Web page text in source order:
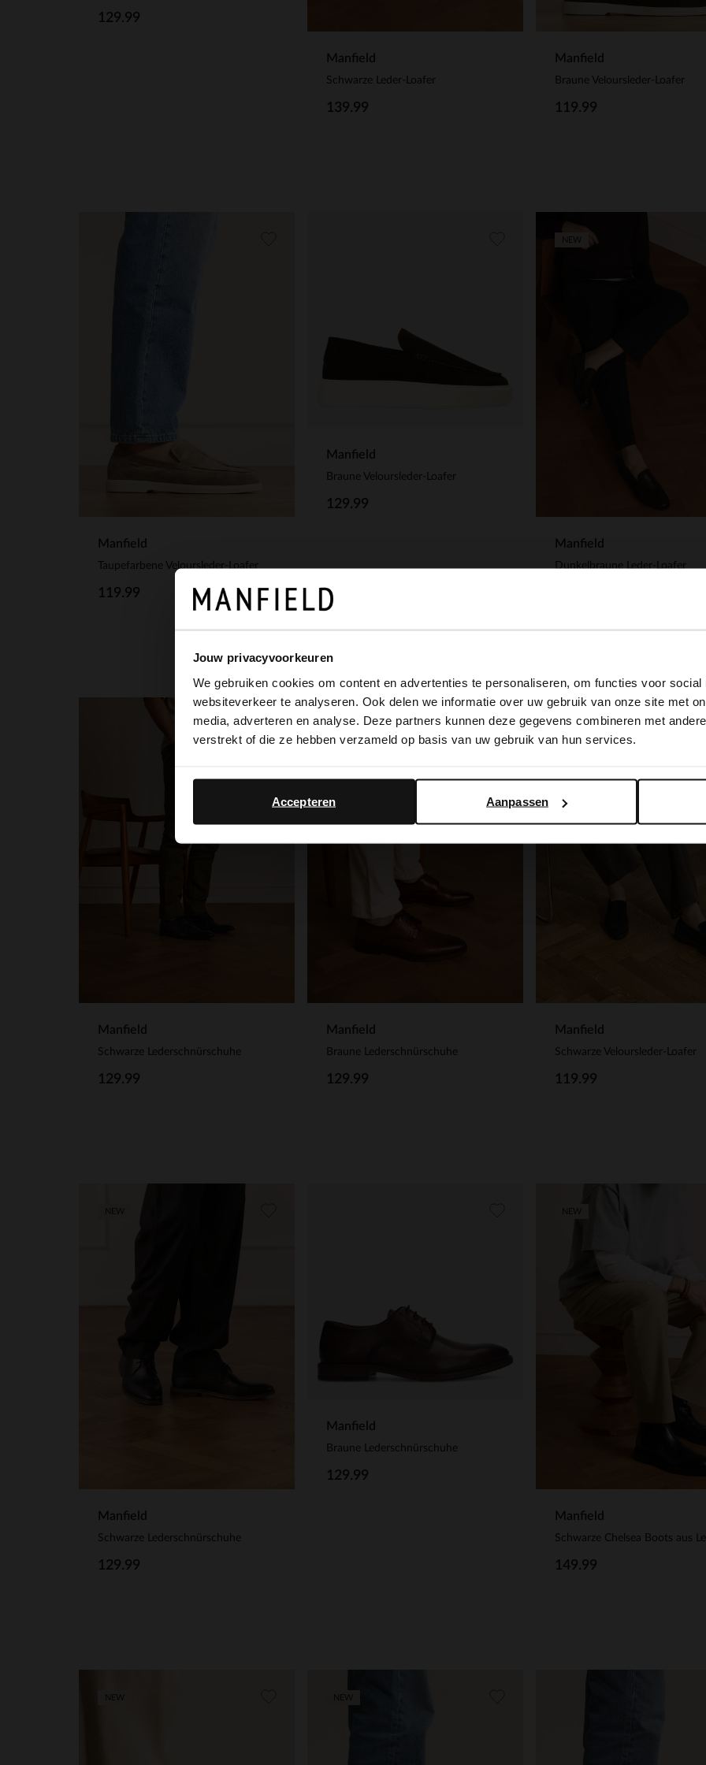
Jouw privacyvoorkeuren
We gebruiken cookies om content en advertenties te personaliseren, om functies voor social
websiteverkeer te analyseren. Ook delen we informatie over uw gebruik van onze site met
media, adverteren en analyse. Deze partners kunnen deze gegevens combineren met
verstrekt of die ze hebben verzameld op basis van uw gebruik van hun services.
Aanpassen
Accepteren
129.99
Manfield
Schwarze Leder-Loafer
139.99
Manfield
Braune Veloursleder-Loafer
119.99
Manfield
Taupefarbene Veloursleder-Loafer
119.99
Manfield
Braune Veloursleder-Loafer
129.99
Manfield
Dunkelbraune Leder-Loafer
Manfield
Schwarze Lederschnürschuhe
129.99
Manfield
Braune Lederschnürschuhe
129.99
Manfield
Schwarze Veloursleder-Loafer
119.99
Manfield
Schwarze Lederschnürschuhe
129.99
Manfield
Braune Lederschnürschuhe
129.99
Manfield
Schwarze Chelsea Boots aus
149.99
It looks like your language isn't Dutch. Would you like to